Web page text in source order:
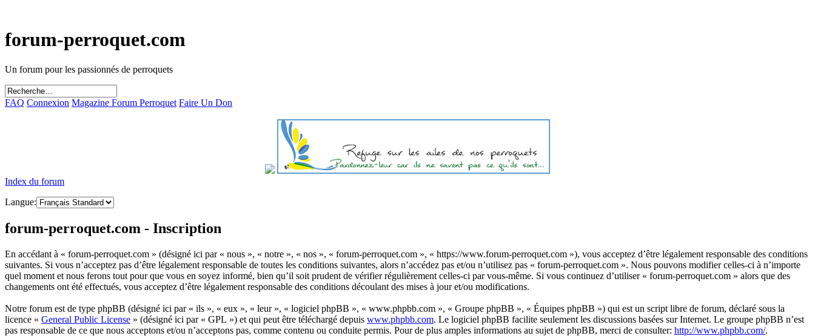
forum-perroquet.com
Un forum pour les passionnés de perroquets
FAQ Connexion Magazine Forum Perroquet Faire Un Don
Index du forum
Langue:
forum-perroquet.com - Inscription
En accédant à « forum-perroquet.com » (désigné ici par « nous », « notre », « nos », « forum-perroquet.com », « https://www.forum-perroquet.com »), vous acceptez d’être légalement responsable des conditions
suivantes. Si vous n’acceptez pas d’être légalement responsable de toutes les conditions suivantes, alors n’accédez pas et/ou n’utilisez pas « forum-perroquet.com ». Nous pouvons modifier celles-ci à n’importe
quel moment et nous ferons tout pour que vous en soyez informé, bien qu’il soit prudent de vérifier régulièrement celles-ci par vous-même. Si vous continuez d’utiliser « forum-perroquet.com » alors que des
changements ont été effectués, vous acceptez d’être légalement responsable des conditions découlant des mises à jour et/ou modifications.
Notre forum est de type phpBB (désigné ici par « ils », « eux », « leur », « logiciel phpBB », « www.phpbb.com », « Groupe phpBB », « Équipes phpBB ») qui est un script libre de forum, déclaré sous la
licence « General Public License » (désigné ici par « GPL ») et qui peut être téléchargé depuis www.phpbb.com. Le logiciel phpBB facilite seulement les discussions basées sur Internet. Le groupe phpBB n’est
pas responsable de ce que nous acceptons et/ou n’acceptons pas, comme contenu ou conduite permis. Pour de plus amples informations au sujet de phpBB, merci de consulter: http://www.phpbb.com/.